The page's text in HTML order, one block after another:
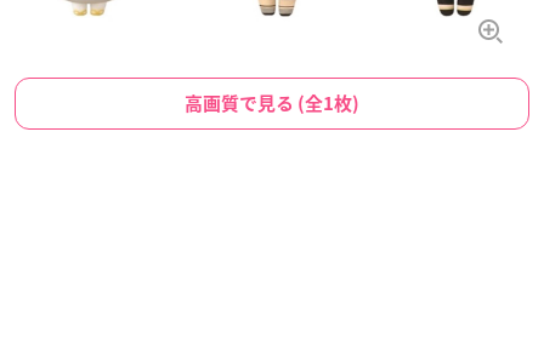
高画質で見る (全1枚)